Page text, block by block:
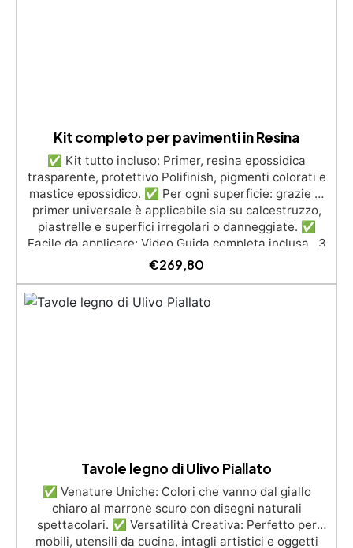
Kit completo per pavimenti in Resina
✅ Kit tutto incluso: Primer, resina epossidica
trasparente, protettivo Polifinish, pigmenti colorati e
mastice epossidico. ✅ Per ogni superficie: grazie al
primer universale è applicabile sia su calcestruzzo,
piastrelle e superfici irregolari o danneggiate. ✅
Facile da applicare: Video Guida completa inclusa, 3
semplici passaggi, dalla preparazione della superficie
alla finitura protettiva antigraffio. ✅ Risultati
professionali: Sistema autolivellante, resistente ai
raggi UV, duraturo e con finitura lucida o satinata. ✅
€269,80
Tavole legno di Ulivo Piallato
✅ Venature Uniche: Colori che vanno dal giallo
chiaro al marrone scuro con disegni naturali
spettacolari. ✅ Versatilità Creativa: Perfetto per
mobili, utensili da cucina, intagli artistici e oggetti